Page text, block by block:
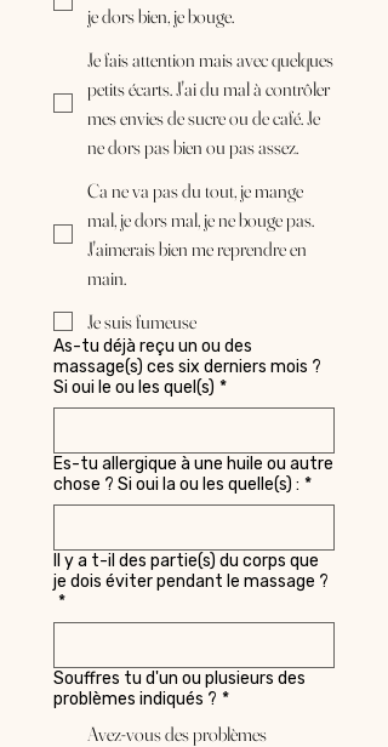
je dors bien, je bouge.
Je fais attention mais avec quelques
petits écarts. J'ai du mal à contrôler
mes envies de sucre ou de café. Je
ne dors pas bien ou pas assez.
Ca ne va pas du tout, je mange
mal, je dors mal, je ne bouge pas.
J'aimerais bien me reprendre en
main.
Je suis fumeuse
As-tu déjà reçu un ou des
massage(s) ces six derniers mois ?
Si oui le ou les quel(s) *
Es-tu allergique à une huile ou autre
chose ? Si oui la ou les quelle(s) : *
Il y a t-il des partie(s) du corps que
je dois éviter pendant le massage ?
*
Souffres tu d'un ou plusieurs des
problèmes indiqués ? *
Avez-vous des problèmes